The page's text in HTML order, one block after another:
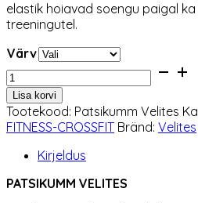
elastik hoiavad soengu paigal
treeningutel.
Värv
Patsikumm
Velites
kogus
Lisa korvi
Tootekood: Patsikumm Velites
FITNESS-CROSSFIT Bränd: Velites
Kirjeldus
PATSIKUMM VELITES